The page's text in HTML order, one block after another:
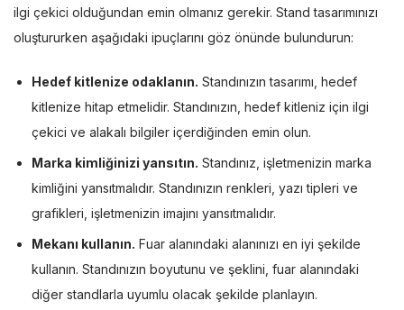
ilgi çekici olduğundan emin olmanız gerekir. Stand tasarımınızı
oluştururken aşağıdaki ipuçlarını göz önünde bulundurun:
Hedef kitlenize odaklanın. Standınızın tasarımı, hedef
kitlenize hitap etmelidir. Standınızın, hedef kitleniz için ilgi
çekici ve alakalı bilgiler içerdiğinden emin olun.
Marka kimliğinizi yansıtın. Standınız, işletmenizin marka
kimliğini yansıtmalıdır. Standınızın renkleri, yazı tipleri ve
grafikleri, işletmenizin imajını yansıtmalıdır.
Mekanı kullanın. Fuar alanındaki alanınızı en iyi şekilde
kullanın. Standınızın boyutunu ve şeklini, fuar alanındaki
diğer standlarla uyumlu olacak şekilde planlayın.